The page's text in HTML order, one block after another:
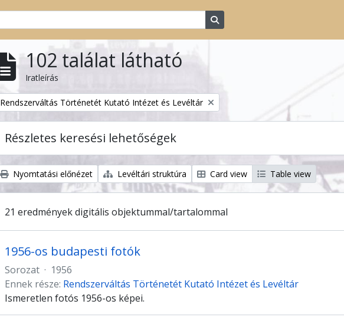
102 találat látható
Iratleírás
Remove filter:
Rendszerváltás Történetét Kutató Intézet és Levéltár
Részletes keresési lehetőségek
Nyomtatási előnézet Levéltári struktúra Card view Table view
21 eredmények digitális objektummal/tartalommal
1956-os budapesti fotók
Sorozat · 1956
Ennek része: Rendszerváltás Történetét Kutató Intézet és Levéltár
Ismeretlen fotós 1956-os képei.